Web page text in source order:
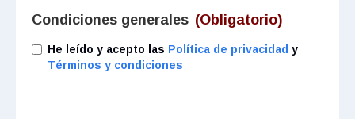
Condiciones generales (Obligatorio)
He leído y acepto las Política de privacidad y
Términos y condiciones